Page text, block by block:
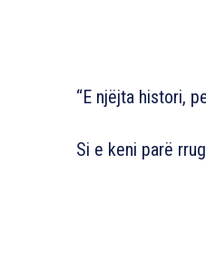
“E njëjta histori,
Si e keni parë